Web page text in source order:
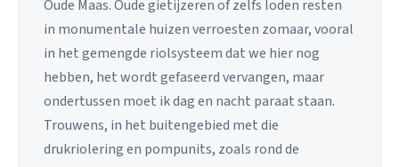
Oude Maas. Oude gietijzeren of zelfs loden resten
in monumentale huizen verroesten zomaar, vooral
in het gemengde riolsysteem dat we hier nog
hebben, het wordt gefaseerd vervangen, maar
ondertussen moet ik dag en nacht paraat staan.
Trouwens, in het buitengebied met die
drukriolering en pompunits, zoals rond de